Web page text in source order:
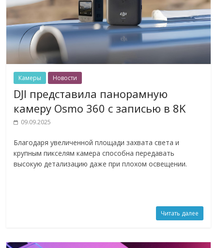
Камеры Новости
DJI представила панорамную
камеру Osmo 360 с записью в 8K
09.09.2025
Благодаря увеличенной площади захвата света и
крупным пикселям камера способна передавать
высокую детализацию даже при плохом освещении.
Читать далее